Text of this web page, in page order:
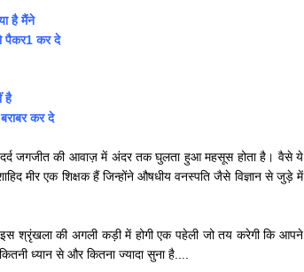
है मैंने
पैकर1 कर दे
है
कर दे
जगजीत की आवाज़ में अंदर तक घुलता हुआ महसूस होता है। वैसे ये
मीर एक शिक्षक हैं जिन्होंने औषधीय वनस्पति जैसे विज्ञान से जुड़े में
श्रृंखला की अगली कड़ी में होगी एक पहेली जो तय करेगी कि आपने
ध्यान से और कितना ज्यादा सुना है....